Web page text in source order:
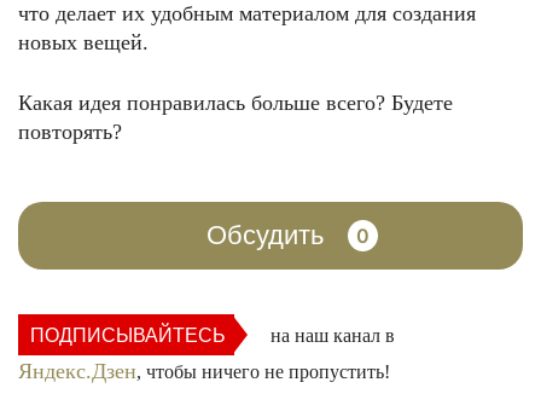
что делает их удобным материалом для создания
новых вещей.
Какая идея понравилась больше всего? Будете
повторять?
Обсудить 0
ПОДПИСЫВАЙТЕСЬ на наш канал в
Яндекс.Дзен, чтобы ничего не пропустить!